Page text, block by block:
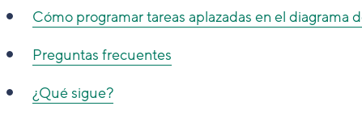
Cómo programar tareas aplazadas en el diagrama
Preguntas frecuentes
¿Qué sigue?